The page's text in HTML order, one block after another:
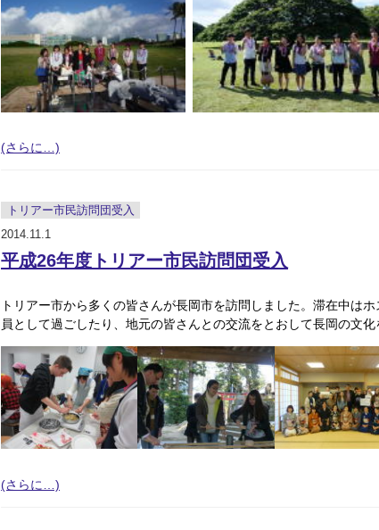
(さらに…)
トリアー市民訪問団受入
2014.11.1
平成26年度トリアー市民訪問団受入
トリアー市から多くの皆さんが長岡市を訪問しました。滞在中は
員として過ごしたり、地元の皆さんとの交流をとおして長岡の文
(さらに…)